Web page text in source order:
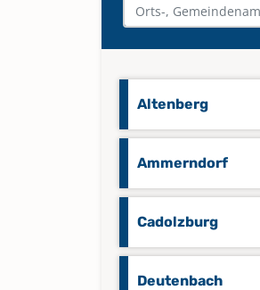
Altenberg
Ammerndorf
Cadolzburg
Deutenbach